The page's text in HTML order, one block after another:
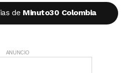
de Minuto30 Colombia
ANUNCIO